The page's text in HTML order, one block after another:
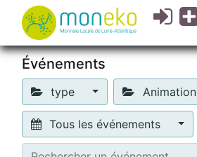
Événements
type Animation
Tous les événements